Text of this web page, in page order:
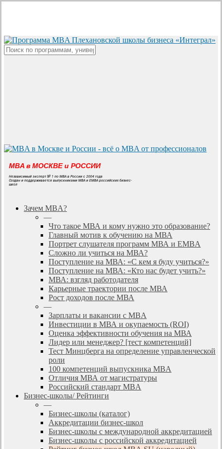
content
MBA в МОСКВЕ и РОССИИ
Независимый эксперт № 1 по MBA в России с 2004 года
Создан и поддерживается выпускниками MBA и EMBA российских бизнес-
школ
search
Menu
Зачем MBA?
—
Что такое МВА и кому нужно это образование?
Главный мотив к обучению на МВА
Портрет слушателя программ МВА и EMBA
Сложно ли учиться на МВА?
Поступление на МВА: «С кем я буду учиться?»
Поступление на МВА: «Кто нас будет учить?»
МВА: взгляд работодателя
Карьерные траектории после МВА
Рост доходов после МВА
—
Зарплаты и вакансии с MBA
Инвестиции в МВА и окупаемость (ROI)
Оценка эффективности обучения на МВА
Лидер или менеджер? [тест компетенций]
Тест Минцберга на определение управленческой
роли
100 компетенций выпускника MBA
Отличия МВА от магистратуры
Российский стандарт MBA
Бизнес-школы/ Рейтинги
—
Бизнес-школы (каталог)
Аккредитации бизнес-школ
Бизнес-школы с международной аккредитацией
Бизнес-школы с российской аккредитацией